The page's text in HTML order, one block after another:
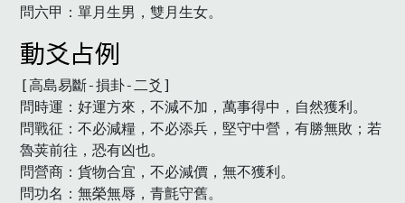
問六甲：單月生男，雙月生女。
動爻占例
[高島易斷-損卦-二爻]
問時運：好運方來，不減不加，萬事得中，自然獲利。
問戰征：不必減糧，不必添兵，堅守中營，有勝無敗；若
魯荚前往，恐有凶也。
問營商：貨物合宜，不必減價，無不獲利。
問功名：無榮無辱，青氈守舊。